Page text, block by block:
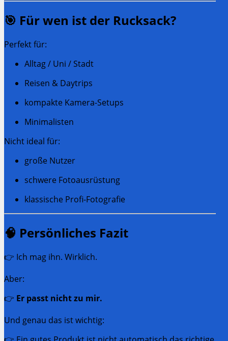
🎯 Für wen ist der Rucksack?
Perfekt für:
Alltag / Uni / Stadt
Reisen & Daytrips
kompakte Kamera-Setups
Minimalisten
Nicht ideal für:
große Nutzer
schwere Fotoausrüstung
klassische Profi-Fotografie
🧠 Persönliches Fazit
👉 Ich mag ihn. Wirklich.
Aber:
👉 Er passt nicht zu mir.
Und genau das ist wichtig: